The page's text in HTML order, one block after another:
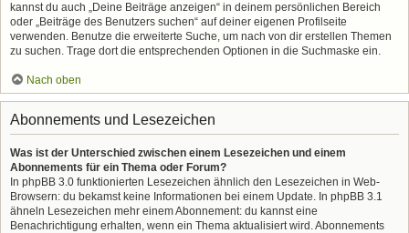
kannst du auch „Deine Beiträge anzeigen“ in deinem persönlichen Bereich
oder „Beiträge des Benutzers suchen“ auf deiner eigenen Profilseite
verwenden. Benutze die erweiterte Suche, um nach von dir erstellen Themen
zu suchen. Trage dort die entsprechenden Optionen in die Suchmaske ein.
Nach oben
Abonnements und Lesezeichen
Was ist der Unterschied zwischen einem Lesezeichen und einem
Abonnements für ein Thema oder Forum?
In phpBB 3.0 funktionierten Lesezeichen ähnlich den Lesezeichen in Web-
Browsern: du bekamst keine Informationen bei einem Update. In phpBB 3.1
ähneln Lesezeichen mehr einem Abonnement: du kannst eine
Benachrichtigung erhalten, wenn ein Thema aktualisiert wird. Abonnements